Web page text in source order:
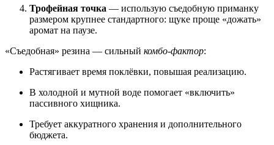
Трофейная точка — использую съедобную приманку
размером крупнее стандартного: щуке проще «дожать»
аромат на паузе.
«Съедобная» резина — сильный комбо-фактор:
Растягивает время поклёвки, повышая реализацию.
В холодной и мутной воде помогает «включить»
пассивного хищника.
Требует аккуратного хранения и дополнительного
бюджета.